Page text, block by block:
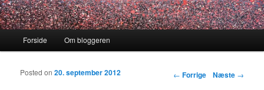
Fortsæt til primært indhold
Fortsæt til sekundært indhold
Forside Om bloggeren
Indlægs navigation
← Forrige Næste →
Posted on20. september 2012